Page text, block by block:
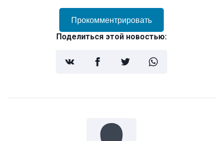
Прокомментрировать
Поделиться этой новостью: